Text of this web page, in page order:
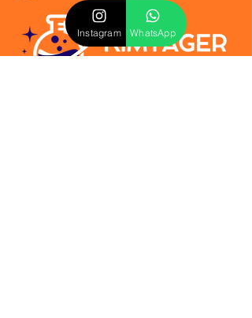
Instagram WhatsApp